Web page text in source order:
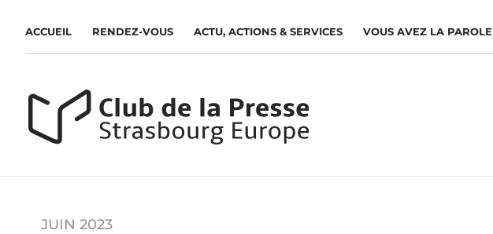
ACCUEIL RENDEZ-VOUS ACTU, ACTIONS & SERVICES VOUS AVEZ LA PAROLE
JUIN 2023